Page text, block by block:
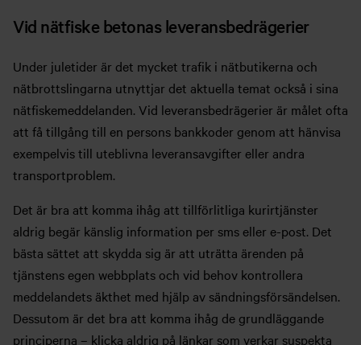
Vid nätfiske betonas leveransbedrägerier
Under juletider är det mycket trafik i nätbutikerna och
nätbrottslingarna utnyttjar det aktuella temat också i sina
nätfiskemeddelanden. Vid leveransbedrägerier är målet ofta
att få tillgång till en persons bankkoder genom att hänvisa
exempelvis till uteblivna leveransavgifter eller andra
transportproblem.
Det är bra att komma ihåg att tillförlitliga kurirtjänster
aldrig begär känslig information per sms eller e-post. Det
bästa sättet att skydda sig är att uträtta ärenden på
tjänstens egen webbplats och vid behov kontrollera
meddelandets äkthet med hjälp av sändningsförsändelsen.
Dessutom är det bra att komma ihåg de grundläggande
principerna – klicka aldrig på länkar som verkar suspekta